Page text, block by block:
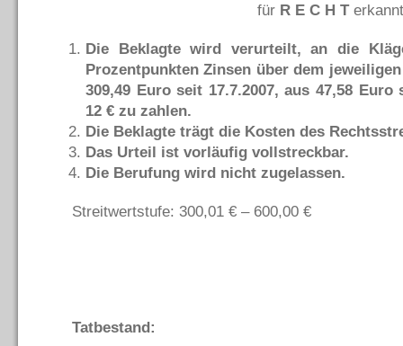
für R E C H T
Die Beklagte wird verurteilt, an die
Prozentpunkten Zinsen über dem
309,49 Euro seit 17.7.2007, aus 47,58
12 € zu zahlen.
Die Beklagte trägt die Kosten des
Das Urteil ist vorläufig vollstreckbar.
Die Berufung wird nicht zugelassen.
Streitwertstufe: 300,01 € – 600,00 €
Tatbestand: